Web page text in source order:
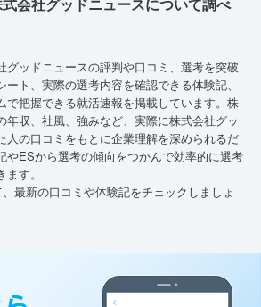
会社グッドニュースについて調べ
グッドニュースの評判や口コミ、選考を突破
ト、実際の選考内容を確認できる体験記、
で把握できる就活速報を掲載しています。株
年収、社風、強みなど、実際に株式会社グッ
人の口コミをもとに企業理解を深められるだ
やESから選考の傾向をつかんで効率的に選考
す。
最新の口コミや体験記をチェックしましょ